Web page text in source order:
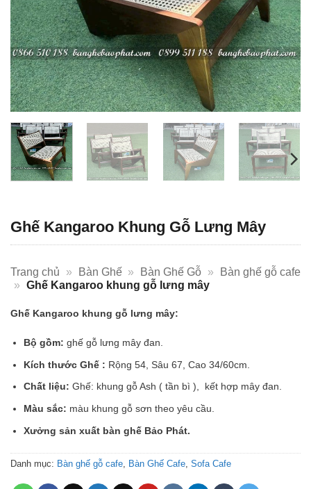
Ghế Kangaroo Khung Gỗ Lưng Mây
Trang chủ » Bàn Ghế » Bàn Ghế Gỗ »
Bàn ghế gỗ cafe
» Ghế Kangaroo khung gỗ lưng mây
Ghế Kangaroo khung gỗ lưng mây:
Bộ gồm: ghế gỗ lưng mây đan.
Kích thước Ghế : Rộng 54, Sâu 67, Cao 34/60cm.
Chất liệu: Ghế: khung gỗ Ash ( tần bì ), kết hợp mây đan.
Màu sắc: màu khung gỗ sơn theo yêu cầu.
Xưởng sản xuất bàn ghế Bảo Phát.
Danh mục: Bàn ghế gỗ cafe, Bàn Ghế Cafe, Sofa Cafe